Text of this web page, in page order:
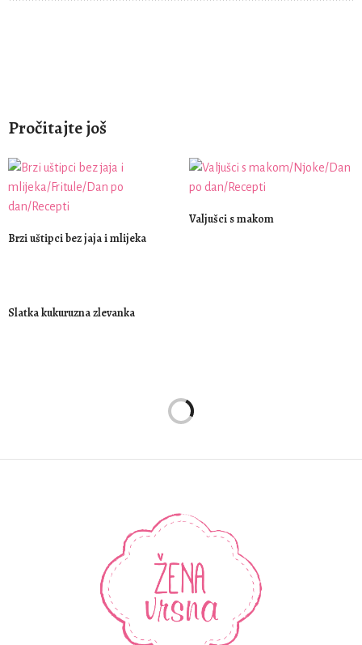
Pročitajte još
Brzi uštipci bez jaja i mlijeka
Valjušci s makom
Slatka kukuruzna zlevanka